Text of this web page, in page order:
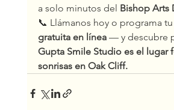
a solo minutos del Bishop Arts
📞 Llámanos hoy o programa tu
gratuita en línea — y descubre
Gupta Smile Studio es el lugar
sonrisas en Oak Cliff.